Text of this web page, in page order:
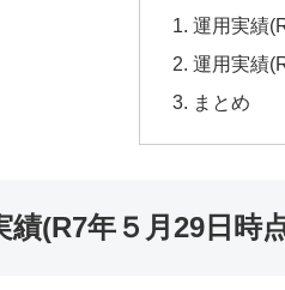
運用実績
運用実績
まとめ
績(R7年５月29日時